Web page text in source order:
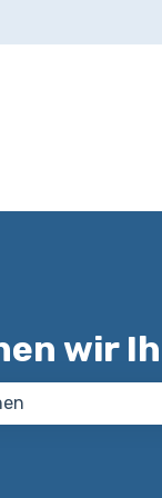
anzeigen
wir